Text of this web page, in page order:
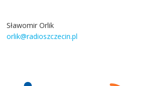
Sławomir Orlik
orlik@radioszczecin.pl